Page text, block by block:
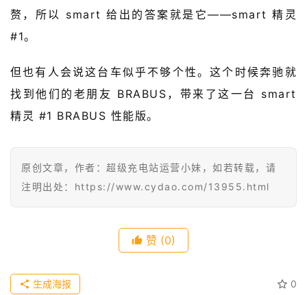
有
常
开
中
国
傻
瓜
注册
赘，所以 smart 给出的答案就是它——smart 精灵
#1。
但也有人会说这台车似乎不够个性。这个时候奔驰就
找到他们的老朋友 BRABUS，带来了这一台 smart
精灵 #1 BRABUS 性能版。
原创文章，作者：超级充电站运营小妹，如若转载，请
注明出处：https://www.cydao.com/13955.html
赞 (0)
0
生成海报